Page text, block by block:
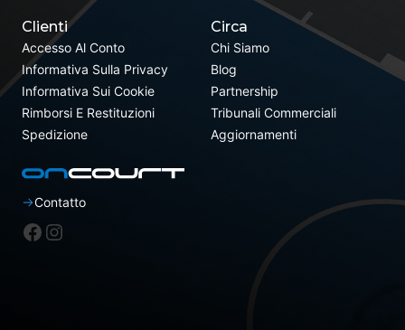
Clienti
Accesso Al Conto
Informativa Sulla Privacy
Informativa Sui Cookie
Rimborsi E Restituzioni
Spedizione
Circa
Chi Siamo
Blog
Partnership
Tribunali Commerciali
Aggiornamenti
Contatto
Facebook
Instagram